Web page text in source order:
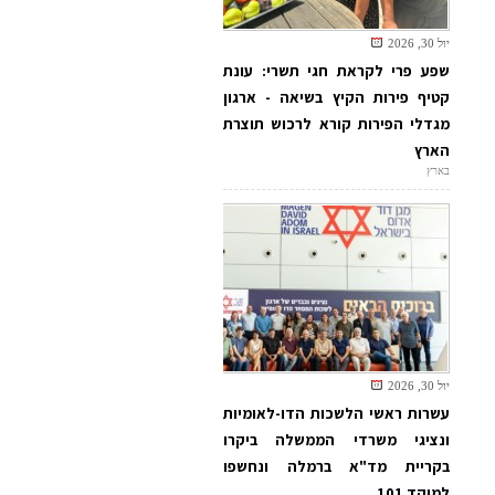
יול 30, 2026
שפע פרי לקראת חגי תשרי: עונת
קטיף פירות הקיץ בשיאה - ארגון
מגדלי הפירות קורא לרכוש תוצרת
הארץ
בארץ
יול 30, 2026
עשרות ראשי הלשכות הדו-לאומיות
ונציגי משרדי הממשלה ביקרו
בקריית מד"א ברמלה ונחשפו